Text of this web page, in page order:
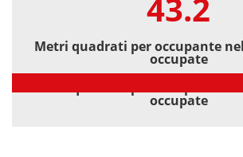
43.2
Metri quadrati per occupante
occupate
occupate